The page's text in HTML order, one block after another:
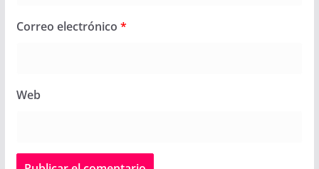
Correo electrónico *
Web